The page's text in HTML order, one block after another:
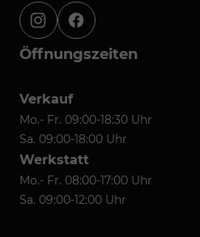
instagramfacebook
Öffnungszeiten
Verkauf
Mo.- Fr. 09:00-18:30 Uhr
Sa. 09:00-18:00 Uhr
Werkstatt
Mo.- Fr. 08:00-17:00 Uhr
Sa. 09:00-12:00 Uhr